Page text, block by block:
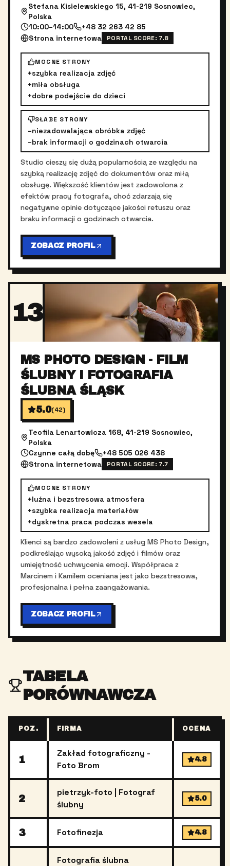
Stefana Kisielewskiego 15, 41-219 Sosnowiec,
Polska
10:00–14:00
+48 32 263 42 85
Strona internetowa
PORTAL SCORE:7.8
MOCNE STRONY
+szybka realizacja zdjęć
+miła obsługa
+dobre podejście do dzieci
SŁABE STRONY
–niezadowalająca obróbka zdjęć
–brak informacji o godzinach otwarcia
Studio cieszy się dużą popularnością ze względu na
szybką realizację zdjęć do dokumentów oraz miłą
obsługę. Większość klientów jest zadowolona z
efektów pracy fotografa, choć zdarzają się
negatywne opinie dotyczące jakości retuszu oraz
braku informacji o godzinach otwarcia.
ZOBACZ PROFIL
13
MS PHOTO DESIGN - FILM
ŚLUBNY I FOTOGRAFIA
ŚLUBNA ŚLĄSK
5.0(42)
Teofila Lenartowicza 168, 41-219 Sosnowiec,
Polska
Czynne całą dobę
+48 505 026 438
Strona internetowa
PORTAL SCORE:7.7
MOCNE STRONY
+luźna i bezstresowa atmosfera
+szybka realizacja materiałów
+dyskretna praca podczas wesela
Klienci są bardzo zadowoleni z usług MS Photo Design,
podkreślając wysoką jakość zdjęć i filmów oraz
umiejętność uchwycenia emocji. Współpraca z
Marcinem i Kamilem oceniana jest jako bezstresowa,
profesjonalna i pełna zaangażowania.
ZOBACZ PROFIL
TABELA
PORÓWNAWCZA
POZ. FIRMA OCENA
1
Zakład fotograficzny -
Foto Brom
4.8
2
pietrzyk-foto | Fotograf
ślubny
5.0
3 Fotofinezja 4.8
Fotografia ślubna